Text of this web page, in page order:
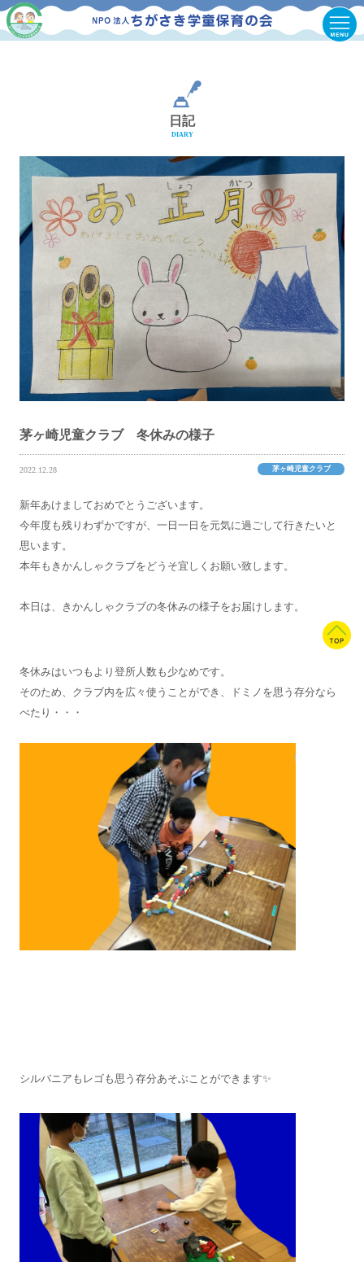
日記
DIARY
茅ヶ崎児童クラブ 冬休みの様子
2022.12.28 茅ヶ崎児童クラブ
新年あけましておめでとうございます。
今年度も残りわずかですが、一日一日を元気に過ごして行きたいと
思います。
本年もきかんしゃクラブをどうそ宜しくお願い致します。
本日は、きかんしゃクラブの冬休みの様子をお届けします。
冬休みはいつもより登所人数も少なめです。
そのため、クラブ内を広々使うことができ、
ドミノを思う存分なら
べたり・・・
シルバニアもレゴも思う存分あそぶことができます✨